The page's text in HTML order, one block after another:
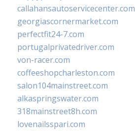
callahansautoservicecenter.com
georgiascornermarket.com
perfectfit24-7.com
portugalprivatedriver.com
von-racer.com
coffeeshopcharleston.com
salon104mainstreet.com
alkaspringswater.com
318mainstreet8h.com
lovenailsspari.com